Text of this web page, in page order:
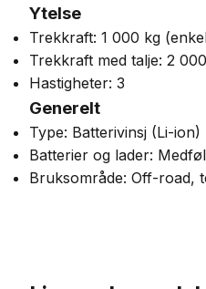
Ytelse
Trekkraft: 1 000 kg
Trekkraft med talje: 2
Hastigheter: 3
Generelt
Type: Batterivinsj (Li-ion)
Batterier og lader:
Bruksområde: Off-road,